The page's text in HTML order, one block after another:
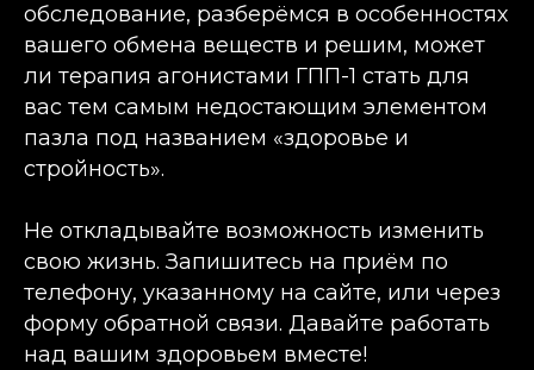
обследование, разберёмся в особенностях
вашего обмена веществ и решим, может
ли терапия агонистами ГПП-1 стать для
вас тем самым недостающим элементом
пазла под названием «здоровье и
стройность».
Не откладывайте возможность изменить
свою жизнь. Запишитесь на приём по
телефону, указанному на сайте, или через
форму обратной связи. Давайте работать
над вашим здоровьем вместе!